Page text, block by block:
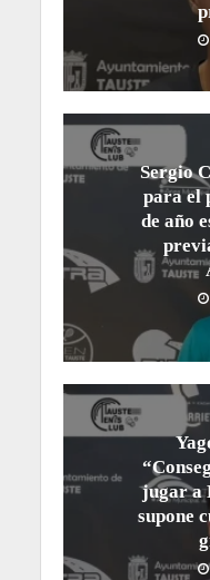
Sergio
para el
de año
jugar a
supone